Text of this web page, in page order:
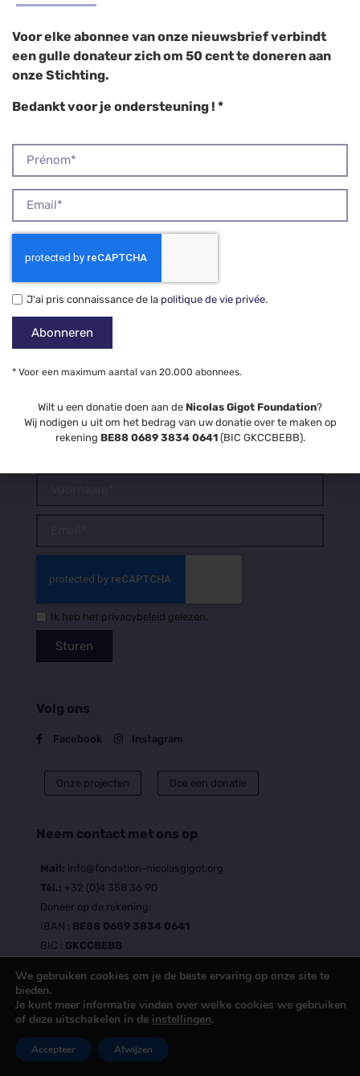
Ik heb het privacybeleid gelezen.
Sturen
Volg ons
Facebook Instagram
Onze projecten Doe een donatie
Neem contact met ons op
Mail: info@fondation-nicolasgigot.org
Tél.: +32 (0)4 358 36 90
Doneer op de rekening:
IBAN : BE88 0689 3834 0641
BIC : GKCCBEBB
Connectez-Moi – Webbureau
We gebruiken cookies om je de beste ervaring op onze site te
bieden.
Je kunt meer informatie vinden over welke cookies we gebruiken
of deze uitschakelen in de instellingen.
Accepteer Afwijzen
Voor elke abonnee van onze nieuwsbrief verbindt
een gulle donateur zich om 50 cent te doneren aan
onze Stichting.
Bedankt voor je ondersteuning ! *
J'ai pris connaissance de la politique de vie privée.
Abonneren
* Voor een maximum aantal van 20.000 abonnees.
Wilt u een donatie doen aan de Nicolas Gigot Foundation?
Wij nodigen u uit om het bedrag van uw donatie over te maken op
rekening BE88 0689 3834 0641(BIC GKCCBEBB).